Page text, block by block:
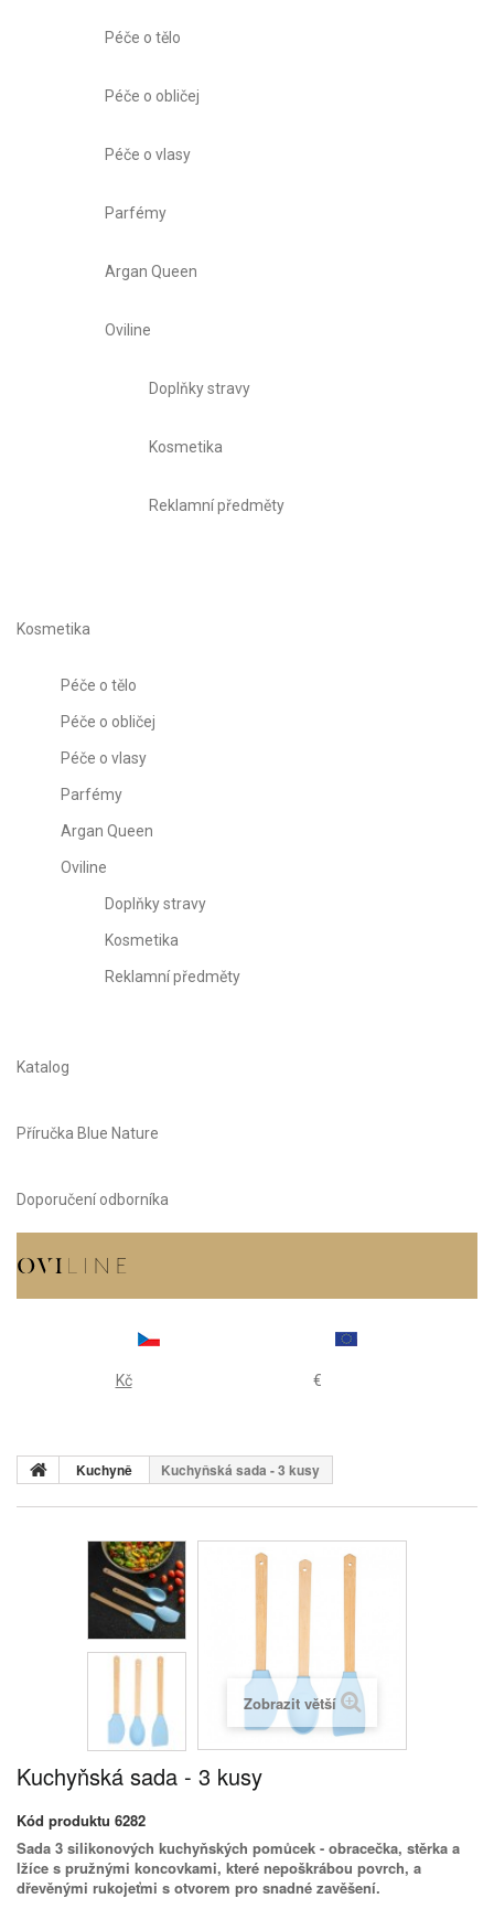
Péče o tělo
Péče o obličej
Péče o vlasy
Parfémy
Argan Queen
Oviline
Doplňky stravy
Kosmetika
Reklamní předměty
Kosmetika
Péče o tělo
Péče o obličej
Péče o vlasy
Parfémy
Argan Queen
Oviline
Doplňky stravy
Kosmetika
Reklamní předměty
Katalog
Příručka Blue Nature
Doporučení odborníka
Kč €
Kuchyně Kuchyňská sada - 3 kusy
Zobrazit větší
Kuchyňská sada - 3 kusy
Kód produktu 6282
Sada 3 silikonových kuchyňských pomůcek - obracečka, stěrka a
lžíce s pružnými koncovkami, které nepoškrábou povrch, a
dřevěnými rukojeťmi s otvorem pro snadné zavěšení.